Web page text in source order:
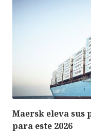
Maersk eleva sus
para este 2026